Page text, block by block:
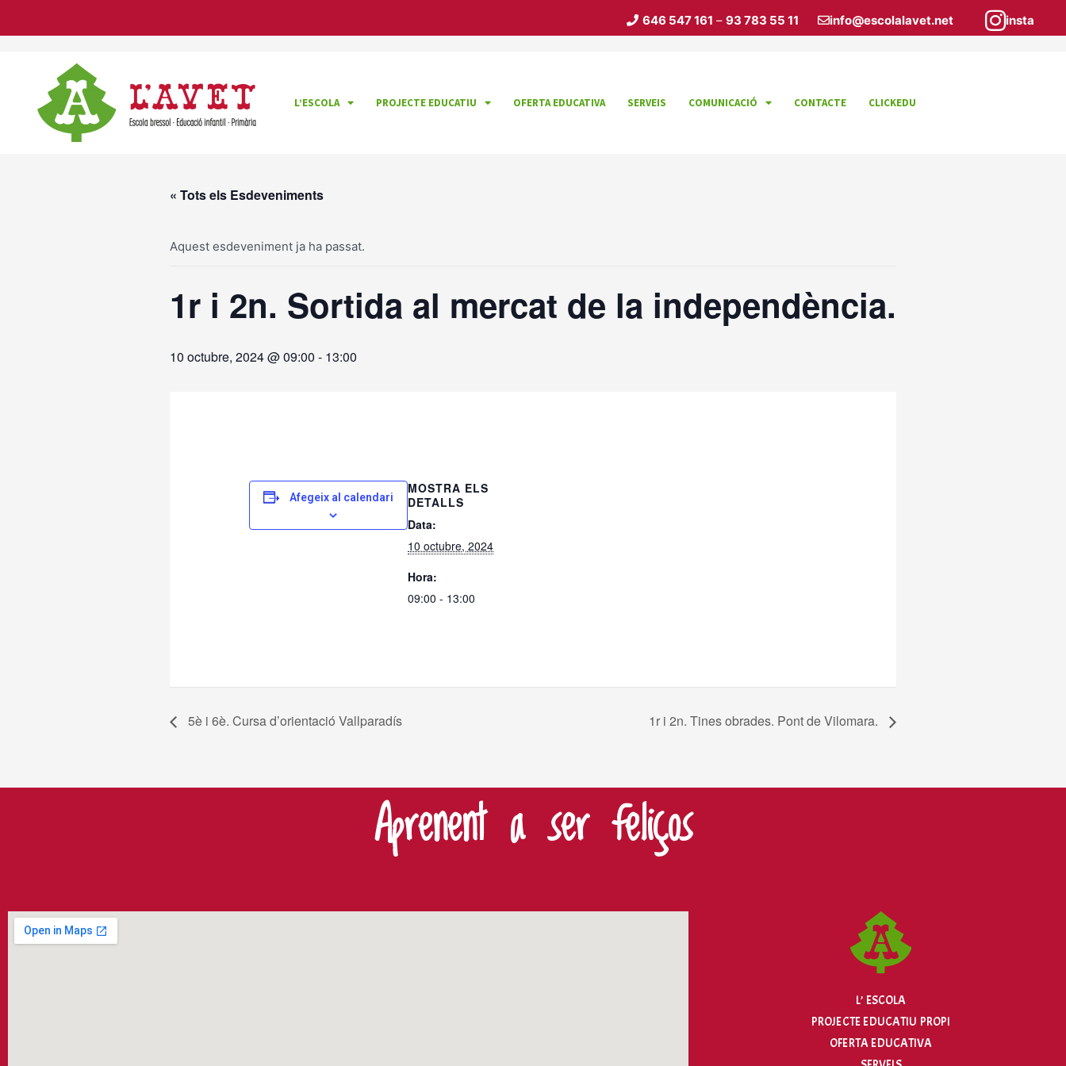
646 547 161 – 93 783 55 11 info@escolalavet.net insta
L’ESCOLA PROJECTE EDUCATIU OFERTA EDUCATIVA SERVEIS COMUNICACIÓ CONTACTE CLICKEDU
« Tots els Esdeveniments
Aquest esdeveniment ja ha passat.
1r i 2n. Sortida al mercat de la independència.
10 octubre, 2024 @ 09:00 - 13:00
Afegeix al calendari
MOSTRA ELS
DETALLS
Data:
10 octubre, 2024
Hora:
09:00 - 13:00
5è i 6è. Cursa d’orientació Vallparadís 1r i 2n. Tines obrades. Pont de Vilomara.
Aprenent a ser feliços
L’ ESCOLA
PROJECTE EDUCATIU PROPI
OFERTA EDUCATIVA